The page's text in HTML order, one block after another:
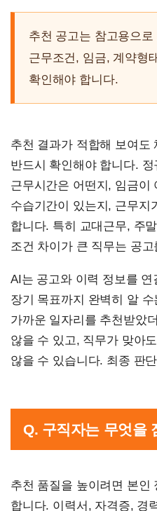
추천 공고는 참고용으
근무조건, 임금, 계약형
확인해야 합니다.
추천 결과가 적합해 보여도
반드시 확인해야 합니다.
근무시간은 어떤지, 임금이
수습기간이 있는지, 근무지
합니다. 특히 교대근무, 주
조건 차이가 큰 직무는 공
AI는 공고와 이력 정보를
장기 목표까지 완벽히 알
가까운 일자리를 추천받았
않을 수 있고, 직무가 맞아
않을 수 있습니다. 최종 판
Q. 구직자는 무엇을
추천 품질을 높이려면 본인
합니다. 이력서, 자격증, 경